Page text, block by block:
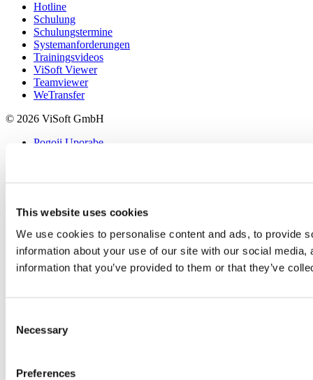
This website uses cookies
We use cookies to personalise content and ads, to provide
information about your use of our site with our social
information that you’ve provided to them or that they’ve
Selection
Necessary
Preferences
Hotline
Schulung
Schulungstermine
Systemanforderungen
Trainingsvideos
ViSoft Viewer
Teamviewer
WeTransfer
© 2026 ViSoft GmbH
Pogoji Uporabe
Kontakt